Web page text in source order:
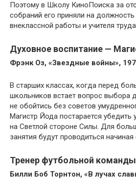
Поэтому в Школу КиноПоиска за
собраний его приняли на
внеклассной работы и учителя
Духовное воспитание —
Фрэнк Оз, «Звездные войны»,
В старших классах, когда перед
школьников встает вопрос выбора
не обойтись без советов
Магистр Йода постарается убедить
на Светлой стороне Силы. Для
занятия будут проводиться начиная
Тренер футбольной команды
Билли Боб Торнтон, «В лучах